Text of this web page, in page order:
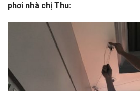
phơi nhà chị Thu: